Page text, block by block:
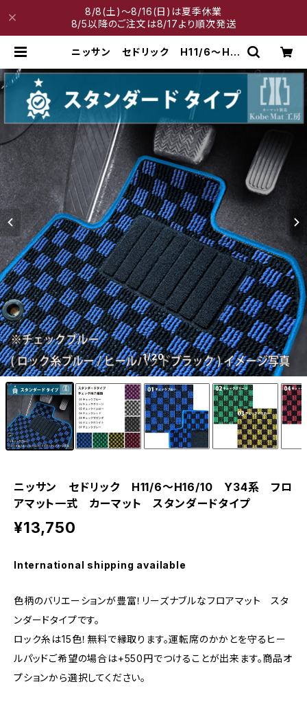
8/8(土)～8/16(日)は夏季休業
8/5以降のご注文は8/17より順次発送
ニッサン セドリック H11/6〜H1
カーマット スタンダードタイプ | 神
1/20
ニッサン セドリック H11/6〜H16/10 Y34系 フロ
アマット一式 カーマット スタンダードタイプ
¥13,750
International shipping available
色柄のバリエーションが豊富！リーズナブルなフロアマット スタ
ンダードタイプです。
ロック糸は15色！無料で縁取ります。運転席のかかとを守るヒー
ルパッドご希望の場合は+550円でつけることが出来ます。商品オ
プションから選択してください。